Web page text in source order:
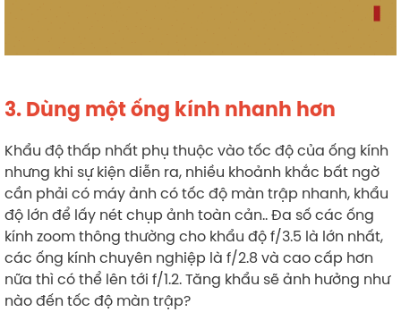
3. Dùng một ống kính nhanh hơn
Khẩu độ thấp nhất phụ thuộc vào tốc độ của ống kính
nhưng khi sự kiện diễn ra, nhiều khoảnh khắc bất ngờ
cần phải có máy ảnh có tốc độ màn trập nhanh, khẩu
độ lớn để lấy nét chụp ảnh toàn cản.. Đa số các ống
kính zoom thông thường cho khẩu độ f/3.5 là lớn nhất,
các ống kính chuyên nghiệp là f/2.8 và cao cấp hơn
nữa thì có thể lên tới f/1.2. Tăng khẩu sẽ ảnh hưởng như
nào đến tốc độ màn trập?